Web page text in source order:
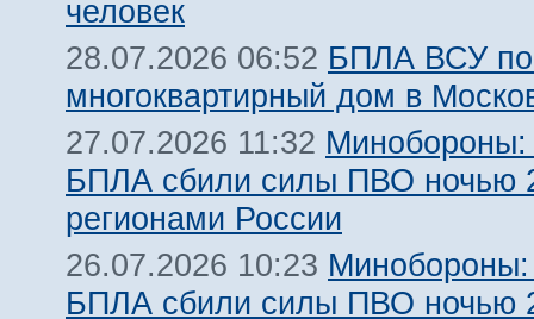
человек
28.07.2026 06:52 БПЛА ВСУ
многоквартирный дом в
27.07.2026 11:32 Минобороны:
БПЛА сбили силы ПВО ночью
регионами России
26.07.2026 10:23 Минобороны:
БПЛА сбили силы ПВО ночью